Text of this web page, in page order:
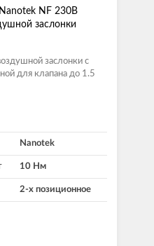
NF 230B
заслонки
заслонки с
для клапана до 1.5
Nanotek
10 Нм
2-х позиционное